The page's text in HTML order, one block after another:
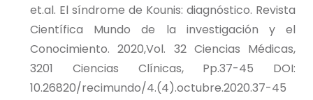
et.al. El síndrome de Kounis: diagnóstico. Revista
Científica Mundo de la investigación y el
Conocimiento. 2020,Vol. 32 Ciencias Médicas,
3201 Ciencias Clínicas, Pp.37-45 DOI:
10.26820/recimundo/4.(4).octubre.2020.37-45